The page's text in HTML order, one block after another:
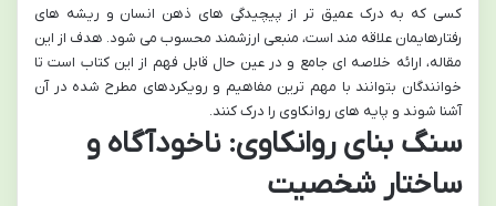
کسی که به درک عمیق تر از پیچیدگی های ذهن انسان و ریشه های
رفتارهایمان علاقه مند است، منبعی ارزشمند محسوب می شود. هدف از این
مقاله، ارائه خلاصه ای جامع و در عین حال قابل فهم از این کتاب است تا
خوانندگان بتوانند با مهم ترین مفاهیم و رویکردهای مطرح شده در آن
آشنا شوند و پایه های روانکاوی را درک کنند.
سنگ بنای روانکاوی: ناخودآگاه و
ساختار شخصیت